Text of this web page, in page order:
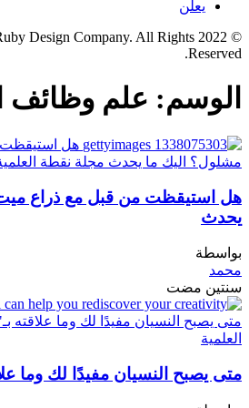
يعلن
Ruby Design Company. All Rights
Reserved.
الوسم: علم وظائف
هل استيقظت من قبل مع ذراع
يحدث
بواسطة
محمد
سنتين مضت
متى يصبح النسيان مفيدًا لك وما